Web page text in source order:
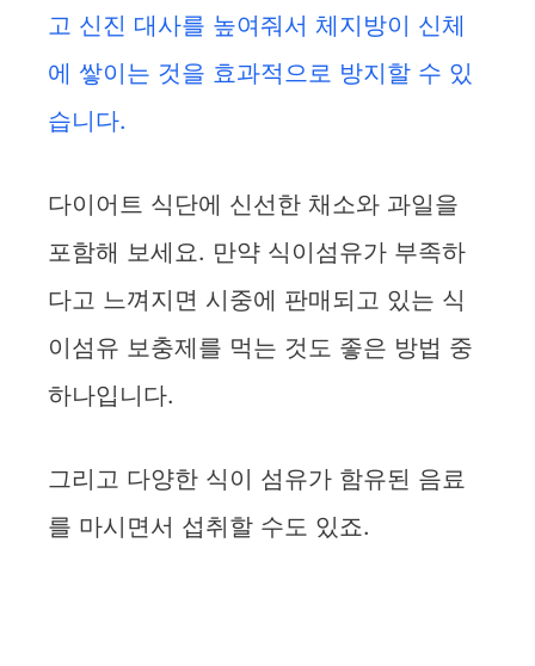
고 신진 대사를 높여줘서 체지방이 신체
에 쌓이는 것을 효과적으로 방지할 수 있
습니다.
다이어트 식단에 신선한 채소와 과일을
포함해 보세요. 만약 식이섬유가 부족하
다고 느껴지면 시중에 판매되고 있는 식
이섬유 보충제를 먹는 것도 좋은 방법 중
하나입니다.
그리고 다양한 식이 섬유가 함유된 음료
를 마시면서 섭취할 수도 있죠.